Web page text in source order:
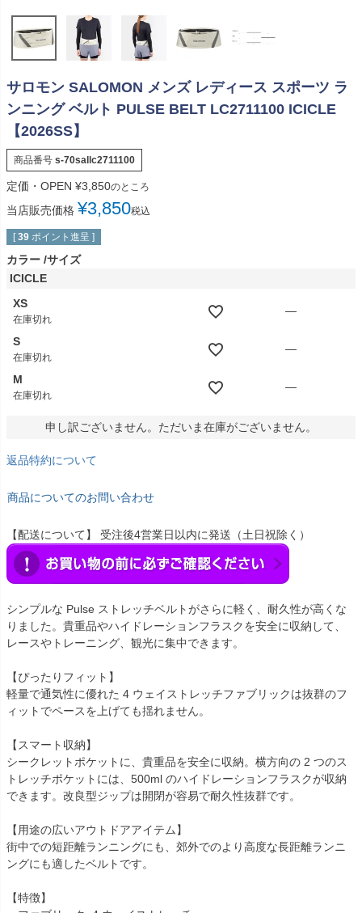
サロモン SALOMON メンズ レディース スポーツ ラ
ンニング ベルト PULSE BELT LC2711100 ICICLE
【2026SS】
商品番号 s-70sallc2711100
定価・OPEN ¥3,850のところ
当店販売価格 ¥3,850税込
[ 39 ポイント進呈 ]
カラー サイズ
ICICLE
XS
在庫切れ
—
S
在庫切れ
—
M
在庫切れ
—
申し訳ございません。ただいま在庫がございません。
返品特約について
商品についてのお問い合わせ
【配送について】 受注後4営業日以内に発送（土日祝除く）
シンプルな Pulse ストレッチベルトがさらに軽く、耐久性が高くな
りました。貴重品やハイドレーションフラスクを安全に収納して、
レースやトレーニング、観光に集中できます。
【ぴったりフィット】
軽量で通気性に優れた 4 ウェイストレッチファブリックは抜群のフ
ィットでペースを上げても揺れません。
【スマート収納】
シークレットポケットに、貴重品を安全に収納。横方向の 2 つのス
トレッチポケットには、500ml のハイドレーションフラスクが収納
できます。改良型ジップは開閉が容易で耐久性抜群です。
【用途の広いアウトドアアイテム】
街中での短距離ランニングにも、郊外でのより高度な長距離ランニ
ングにも適したベルトです。
【特徴】